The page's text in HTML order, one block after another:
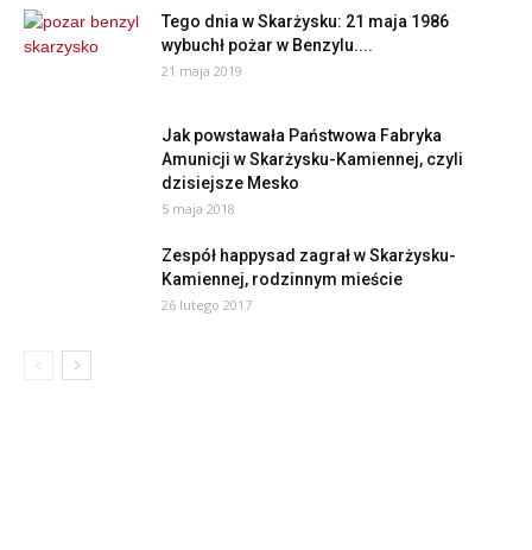
Tego dnia w Skarżysku: 21 maja 1986
wybuchł pożar w Benzylu....
21 maja 2019
Jak powstawała Państwowa Fabryka
Amunicji w Skarżysku-Kamiennej, czyli
dzisiejsze Mesko
5 maja 2018
Zespół happysad zagrał w Skarżysku-
Kamiennej, rodzinnym mieście
26 lutego 2017